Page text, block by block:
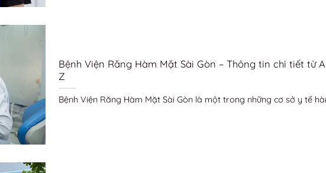
Bệnh Viện Răng Hàm Mặt Sài Gòn – Thông tin chi tiết từ
Z
Bệnh Viện Răng Hàm Mặt Sài Gòn là một trong những cơ sở y tế